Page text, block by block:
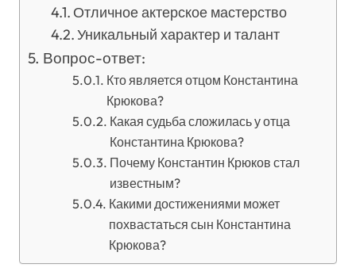
Отличное актерское мастерство
Уникальный характер и талант
Вопрос-ответ:
Кто является отцом Константина
Крюкова?
Какая судьба сложилась у отца
Константина Крюкова?
Почему Константин Крюков стал
известным?
Какими достижениями может
похвастаться сын Константина
Крюкова?